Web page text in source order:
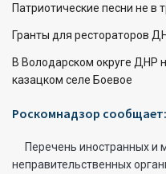
Патриотические песни не в
Гранты для рестораторов
В Володарском округе ДНР
казацком селе Боевое
Роскомнадзор сообщает:
Перечень иностранных
неправительственных